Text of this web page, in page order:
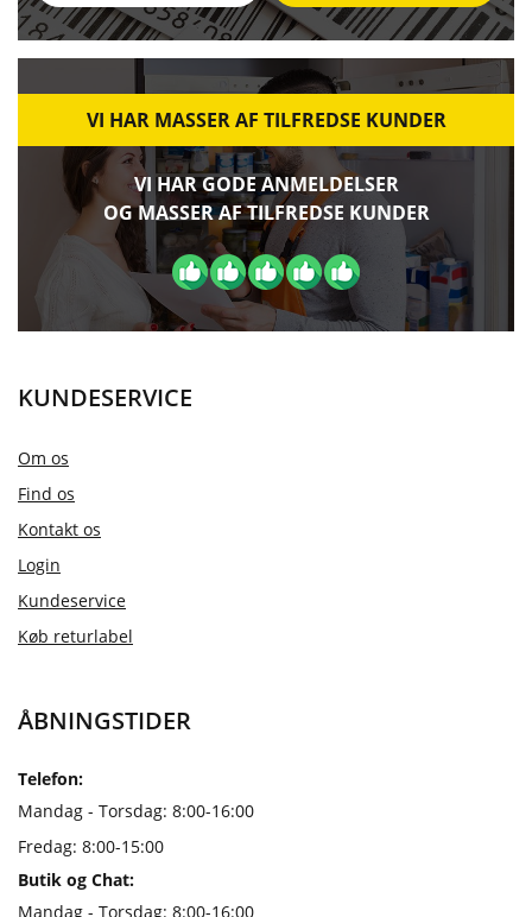
VI HAR MASSER AF TILFREDSE KUNDER
VI HAR GODE ANMELDELSER
OG MASSER AF TILFREDSE KUNDER
KUNDESERVICE
Om os
Find os
Kontakt os
Login
Kundeservice
Køb returlabel
ÅBNINGSTIDER
Telefon:
Mandag - Torsdag: 8:00-16:00
Fredag: 8:00-15:00
Butik og Chat:
Mandag - Torsdag: 8:00-16:00